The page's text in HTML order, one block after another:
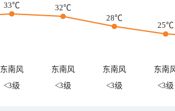
33℃
32℃
28℃
25℃
东南风 东南风 东南风
东南
<3级 <3级 <3级 <3级